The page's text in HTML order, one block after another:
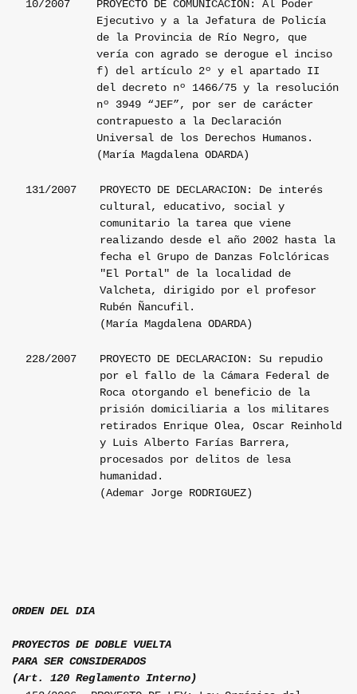
10/2007
PROYECTO DE COMUNICACION: Al Poder
Ejecutivo y a la Jefatura de Policía
de la Provincia de Río Negro, que
vería con agrado se derogue el inciso
f) del artículo 2º y el apartado II
del decreto nº 1466/75 y la resolución
nº 3949 “JEF”, por ser de carácter
contrapuesto a la Declaración
Universal de los Derechos Humanos.
(María Magdalena ODARDA)
131/2007
PROYECTO DE DECLARACION: De interés
cultural, educativo, social y
comunitario la tarea que viene
realizando desde el año 2002 hasta la
fecha el Grupo de Danzas Folclóricas
"El Portal" de la localidad de
Valcheta, dirigido por el profesor
Rubén Ñancufil.
(María Magdalena ODARDA)
228/2007
PROYECTO DE DECLARACION: Su repudio
por el fallo de la Cámara Federal de
Roca otorgando el beneficio de la
prisión domiciliaria a los militares
retirados Enrique Olea, Oscar Reinhold
y Luis Alberto Farías Barrera,
procesados por delitos de lesa
humanidad.
(Ademar Jorge RODRIGUEZ)
ORDEN DEL DIA
PROYECTOS DE DOBLE VUELTA
PARA SER CONSIDERADOS
(Art. 120 Reglamento Interno)